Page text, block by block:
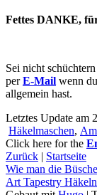
Fettes DANKE,
Sei nicht
perE-Mail wenn
allgemein hast.
Letztes Update am
Häkelmaschen,
Click here for the
Zurück | Startseite
Wie man die
Art Tapestry